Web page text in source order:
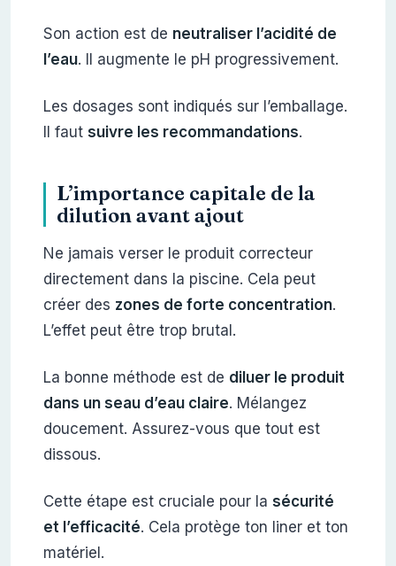
Son action est de neutraliser l’acidité de
l’eau. Il augmente le pH progressivement.
Les dosages sont indiqués sur l’emballage.
Il faut suivre les recommandations.
L’importance capitale de la
dilution avant ajout
Ne jamais verser le produit correcteur
directement dans la piscine. Cela peut
créer des zones de forte concentration.
L’effet peut être trop brutal.
La bonne méthode est de diluer le produit
dans un seau d’eau claire. Mélangez
doucement. Assurez-vous que tout est
dissous.
Cette étape est cruciale pour la sécurité
et l’efficacité. Cela protège ton liner et ton
matériel.